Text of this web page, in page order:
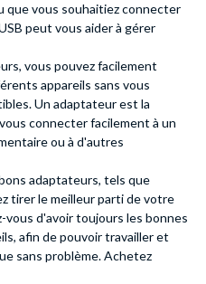
que vous souhaitiez connecter
peut vous aider à gérer
vous pouvez facilement
appareils sans vous
Un adaptateur est la
connecter facilement à un
ou à d'autres
adaptateurs, tels que
tirer le meilleur parti de votre
vous d'avoir toujours les bonnes
afin de pouvoir travailler et
sans problème. Achetez